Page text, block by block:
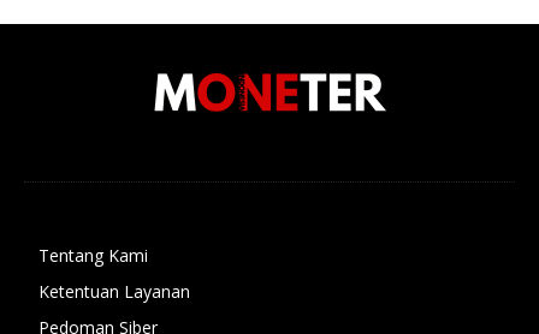
Tentang Kami
Ketentuan Layanan
Pedoman Siber